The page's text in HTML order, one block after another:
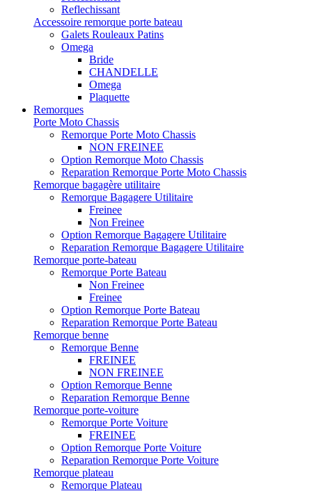
Reflechissant
Accessoire remorque porte bateau
Galets Rouleaux Patins
Omega
Bride
CHANDELLE
Omega
Plaquette
Remorques
Porte Moto Chassis
Remorque Porte Moto Chassis
NON FREINEE
Option Remorque Moto Chassis
Reparation Remorque Porte Moto Chassis
Remorque bagagère utilitaire
Remorque Bagagere Utilitaire
Freinee
Non Freinee
Option Remorque Bagagere Utilitaire
Reparation Remorque Bagagere Utilitaire
Remorque porte-bateau
Remorque Porte Bateau
Non Freinee
Freinee
Option Remorque Porte Bateau
Reparation Remorque Porte Bateau
Remorque benne
Remorque Benne
FREINEE
NON FREINEE
Option Remorque Benne
Reparation Remorque Benne
Remorque porte-voiture
Remorque Porte Voiture
FREINEE
Option Remorque Porte Voiture
Reparation Remorque Porte Voiture
Remorque plateau
Remorque Plateau